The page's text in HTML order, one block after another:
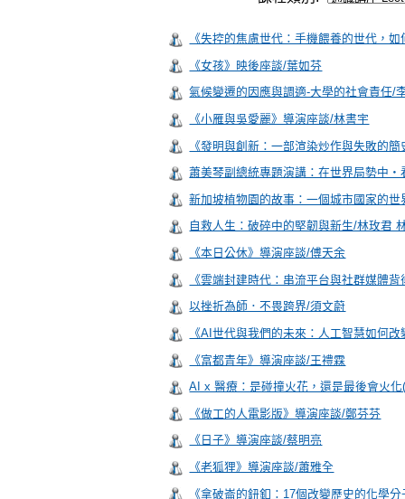
《失控的焦慮世代：手機餵養的世代，
《女孩》映後座談/葉如芬
氣候變遷的因應與調適-大學的社會責任/
《小雁與吳愛麗》導演座談/林書宇
《發明與創新：一部渲染炒作與失敗的
蕭美琴副總統專題演講：在世界局勢中・
新加坡植物園的故事：一個城市國家的世
自救人生：破碎中的堅韌與新生/林玫君
《本日公休》導演座談/傅天余
《雲端封建時代：串流平台與社群媒體
以挫折為師．不畏跨界/須文蔚
《AI世代與我們的未來：人工智慧如何
《富都青年》導演座談/王禮霖
AI x 醫療：是碰撞火花，還是最後會火
《做工的人電影版》導演座談/鄭芬芬
《日子》導演座談/蔡明亮
《老狐狸》導演座談/蕭雅全
《拿破崙的鈕釦：17個改變歷史的化學